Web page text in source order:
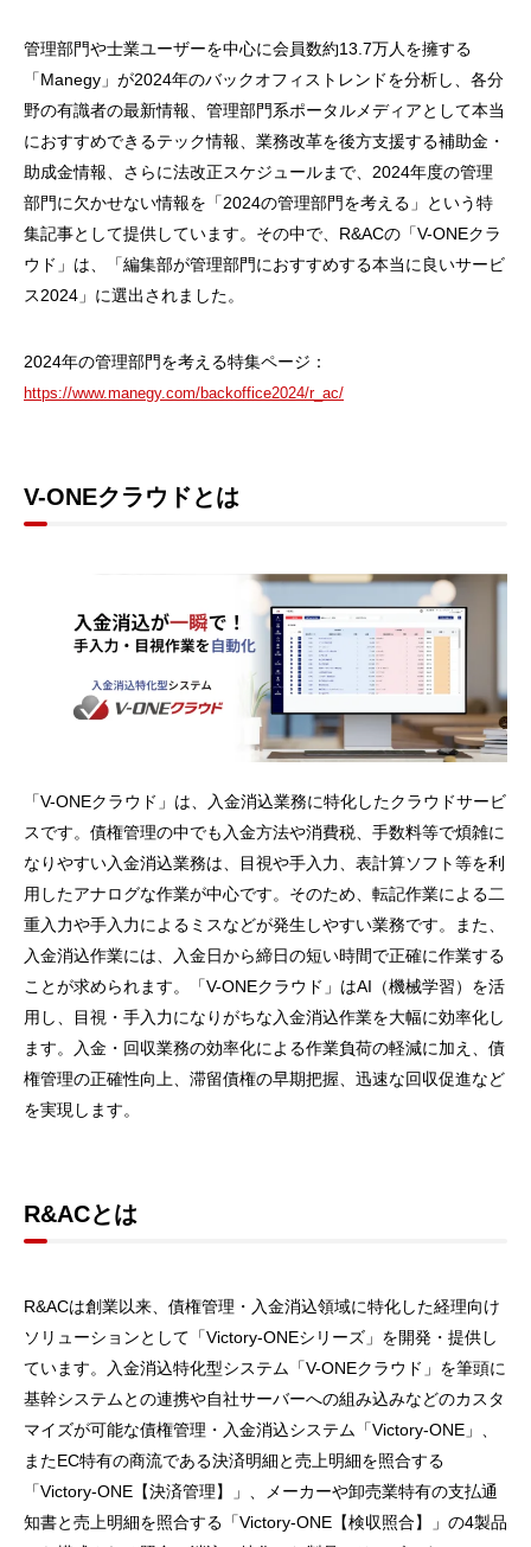
管理部門や士業ユーザーを中心に会員数約13.7万人を擁する
「Manegy」が2024年のバックオフィストレンドを分析し、各分
野の有識者の最新情報、管理部門系ポータルメディアとして本当
におすすめできるテック情報、業務改革を後方支援する補助金・
助成金情報、さらに法改正スケジュールまで、2024年度の管理
部門に欠かせない情報を「2024の管理部門を考える」という特
集記事として提供しています。その中で、R&ACの「V-ONEクラ
ウド」は、「編集部が管理部門におすすめする本当に良いサービ
ス2024」に選出されました。
2024年の管理部門を考える特集ページ：
https://www.manegy.com/backoffice2024/r_ac/
V-ONEクラウドとは
「V-ONEクラウド」は、入金消込業務に特化したクラウドサービ
スです。債権管理の中でも入金方法や消費税、手数料等で煩雑に
なりやすい入金消込業務は、目視や手入力、表計算ソフト等を利
用したアナログな作業が中心です。そのため、転記作業による二
重入力や手入力によるミスなどが発生しやすい業務です。また、
入金消込作業には、入金日から締日の短い時間で正確に作業する
ことが求められます。「V-ONEクラウド」はAI（機械学習）を活
用し、目視・手入力になりがちな入金消込作業を大幅に効率化し
ます。入金・回収業務の効率化による作業負荷の軽減に加え、債
権管理の正確性向上、滞留債権の早期把握、迅速な回収促進など
を実現します。
R&ACとは
R&ACは創業以来、債権管理・入金消込領域に特化した経理向け
ソリューションとして「Victory-ONEシリーズ」を開発・提供し
ています。入金消込特化型システム「V-ONEクラウド」を筆頭に
基幹システムとの連携や自社サーバーへの組み込みなどのカスタ
マイズが可能な債権管理・入金消込システム「Victory-ONE」、
またEC特有の商流である決済明細と売上明細を照合する
「Victory-ONE【決済管理】」、メーカーや卸売業特有の支払通
知書と売上明細を照合する「Victory-ONE【検収照合】」の4製品